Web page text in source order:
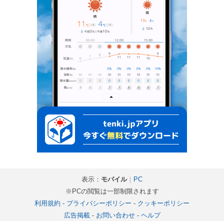
表示： モバイル｜ PC
※PCの閲覧は一部制限されます
利用規約 - プライバシーポリシー - クッキーポリシー
広告掲載- お問い合わせ- ヘルプ